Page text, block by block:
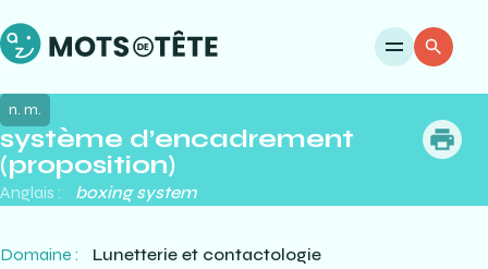
système d’encadrement
(proposition)
n. m.
Anglais : boxing system
Domaine : Lunetterie et contactologie